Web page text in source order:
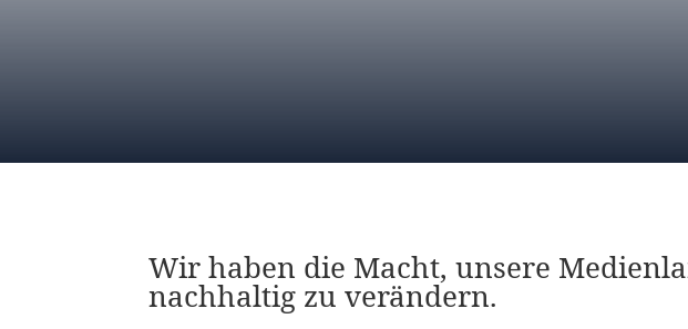
Wir haben die Macht, unsere
nachhaltig zu verändern.